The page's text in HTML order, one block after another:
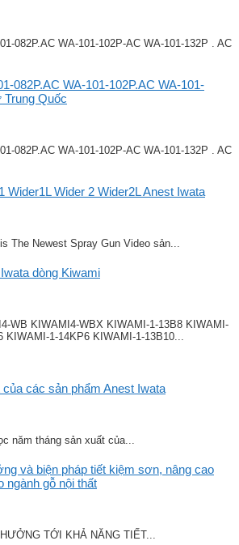
082P.AC WA-101-102P-AC WA-101-132P . AC
082P.AC WA-101-102P.AC WA-101-
Trung Quốc
082P.AC WA-101-102P-AC WA-101-132P . AC
Wider1L Wider 2 Wider2L Anest Iwata
The Newest Spray Gun Video sản...
dòng Kiwami
WB KIWAMI4-WBX KIWAMI-1-13B8 KIWAMI-
KIWAMI-1-14KP6 KIWAMI-1-13B10...
các sản phẩm Anest Iwata
năm tháng sản xuất của...
và biện pháp tiết kiệm sơn, nâng cao
ngành gỗ nội thất
TỚI KHẢ NĂNG TIẾT...